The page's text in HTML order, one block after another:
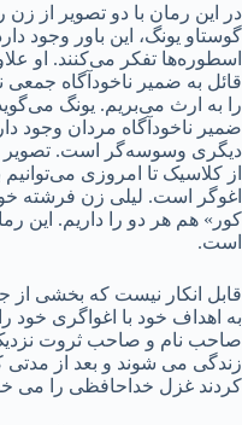
در این رمان با دو تصویر از
گوستاو یونگ، این باور وجود
اسطوره‌ها تفکر می‌کنند. او
قائل به ضمیر ناخودآگاه
را به ارث می‌بریم. یونگ
ضمیر ناخودآگاه مردان وجود
دیگری وسوسه‌گر است. تصویر
از کلاسیک تا امروزی
اغوگر است. لیلی زن فرشته
کور» هم هر دو را داریم. این
است.
قابل انکار نیست که بخشی از
به اهداف خود با اغواگری
صاحب نام و صاحب ثروت
زندگی می شوند و بعد از مدتی
کردند غزل خداحافظی را می